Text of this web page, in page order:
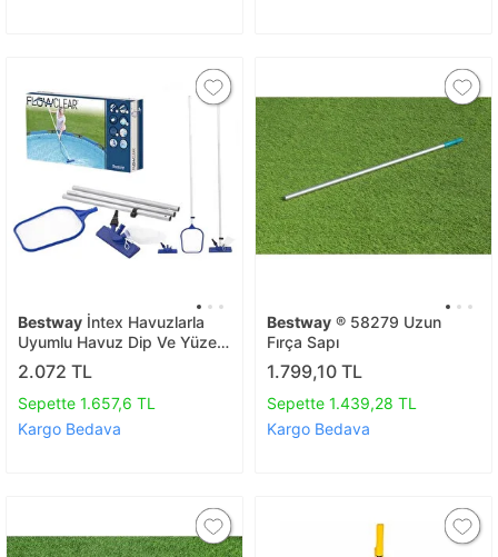
Bestway İntex Havuzlarla
Uyumlu Havuz Dip Ve Yüzey
Temizlik Seti 58013
2.072 TL
Sepette 1.657,6 TL
Kargo Bedava
Bestway ® 58279 Uzun
Fırça Sapı
1.799,10 TL
Sepette 1.439,28 TL
Kargo Bedava